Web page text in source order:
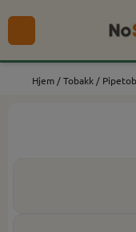
Hopp til innhold
Hjem /Tobakk /